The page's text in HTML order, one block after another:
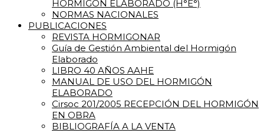
HORMIGON ELABORADO (H°E°)
NORMAS NACIONALES
PUBLICACIONES
REVISTA HORMIGONAR
Guía de Gestión Ambiental del Hormigón
Elaborado
LIBRO 40 AÑOS AAHE
MANUAL DE USO DEL HORMIGÓN
ELABORADO
Cirsoc 201/2005 RECEPCIÓN DEL HORMIGÓN
EN OBRA
BIBLIOGRAFÍA A LA VENTA